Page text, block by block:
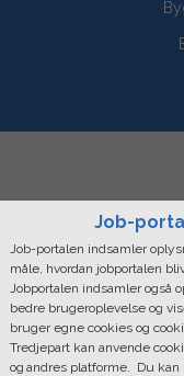
Job-
Job-portalen indsamler
måle, hvordan jobportalen
Jobportalen indsamler også
bedre brugeroplevelse og
bruger egne cookies og
Tredjepart kan anvende
og andres platforme. Du